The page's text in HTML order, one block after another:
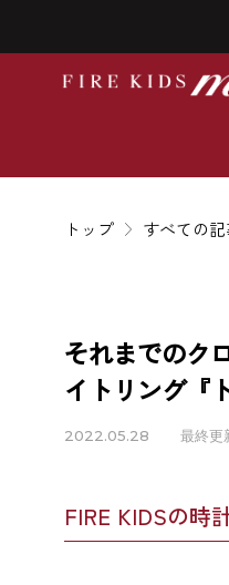
トップ すべての
それまでのク
イトリング『
2022.05.28 最終更
FIRE KIDSの時